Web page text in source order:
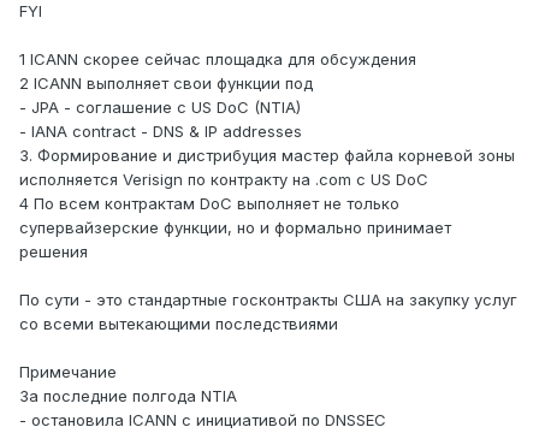
FYI
1 ICANN скорее сейчас площадка для обсуждения
2 ICANN выполняет свои функции под
- JPA - соглашение с US DoC (NTIA)
- IANA contract - DNS & IP addresses
3. Формирование и дистрибуция мастер файла корневой зоны
исполняется Verisign по контракту на .com с US DoC
4 По всем контрактам DoC выполняет не только
супервайзерские функции, но и формально принимает
решения
По сути - это стандартные госконтракты США на закупку услуг
со всеми вытекающими последствиями
Примечание
За последние полгода NTIA
- остановила ICANN с инициативой по DNSSEC